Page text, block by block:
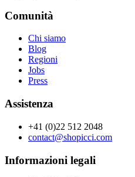
Comunità
Chi siamo
Blog
Regioni
Jobs
Press
Assistenza
+41 (0)22 512 2048
contact@shopicci.com
Informazioni legali